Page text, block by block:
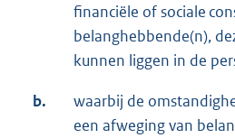
financiële of sociale
belanghebbende(n),
kunnen liggen in de
b.
waarbij de
een afweging van